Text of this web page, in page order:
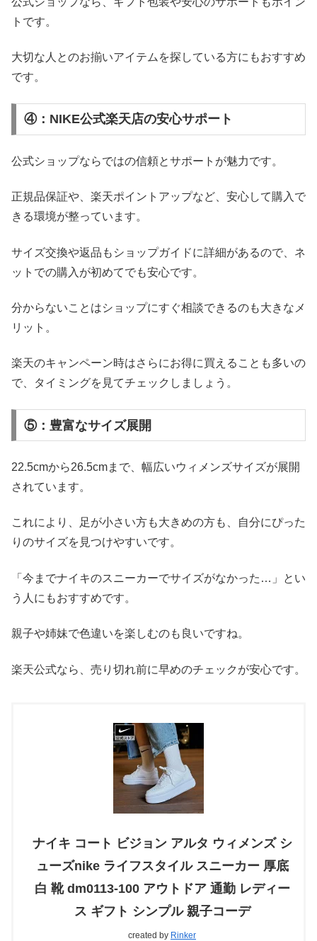
トです。
大切な人とのお揃いアイテムを探している方にもおすすめ
です。
④：NIKE公式楽天店の安心サポート
公式ショップならではの信頼とサポートが魅力です。
正規品保証や、楽天ポイントアップなど、安心して購入で
きる環境が整っています。
サイズ交換や返品もショップガイドに詳細があるので、ネ
ットでの購入が初めてでも安心です。
分からないことはショップにすぐ相談できるのも大きなメ
リット。
楽天のキャンペーン時はさらにお得に買えることも多いの
で、タイミングを見てチェックしましょう。
⑤：豊富なサイズ展開
22.5cmから26.5cmまで、幅広いウィメンズサイズが展開
されています。
これにより、足が小さい方も大きめの方も、自分にぴった
りのサイズを見つけやすいです。
「今までナイキのスニーカーでサイズがなかった…」とい
う人にもおすすめです。
親子や姉妹で色違いを楽しむのも良いですね。
楽天公式なら、売り切れ前に早めのチェックが安心です。
ナイキ コート ビジョン アルタ ウィメンズ シ
ューズnike ライフスタイル スニーカー 厚底
白 靴 dm0113-100 アウトドア 通勤 レディー
ス ギフト シンプル 親子コーデ
created by Rinker